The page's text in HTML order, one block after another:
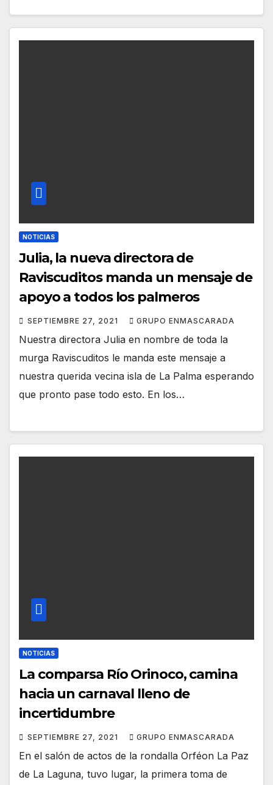
NOTICIAS
Julia, la nueva directora de
Raviscuditos manda un mensaje de
apoyo a todos los palmeros
SEPTIEMBRE 27, 2021 GRUPO ENMASCARADA
Nuestra directora Julia en nombre de toda la
murga Raviscuditos le manda este mensaje a
nuestra querida vecina isla de La Palma esperando
que pronto pase todo esto. En los…
NOTICIAS
La comparsa Río Orinoco, camina
hacia un carnaval lleno de
incertidumbre
SEPTIEMBRE 27, 2021 GRUPO ENMASCARADA
En el salón de actos de la rondalla Orféon La Paz
de La Laguna, tuvo lugar, la primera toma de